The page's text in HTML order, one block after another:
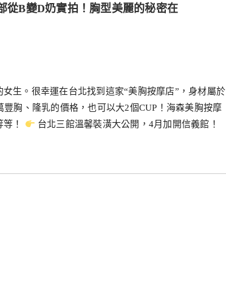
從B變D奶實拍！胸型美麗的秘密在
生。很幸運在台北找到這家“美胸按摩店”，身材屬於
胸、隆乳的價格，也可以大2個CUP！海森美胸按摩
！
台北三館溫馨裝潢大公開，4月加開信義館！